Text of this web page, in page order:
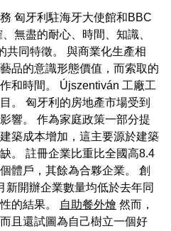
匈牙利駐海牙大使館和BBC
無盡的耐心、時間、知識、
共同特徵。 與商業化生產相
品的意識形態價值，而索取的
和時間。 Újszentiván 工廠工
。 匈牙利的房地產市場受到
響。 作為家庭政策一部分提
築成本增加，這主要源於建築
。 註冊企業比重比全國高8.4
體戶，其餘為合夥企業。 創
新開辦企業數量均低於去年同
的結果。
自助餐外燴 然而，
且還試圖為自己樹立一個好